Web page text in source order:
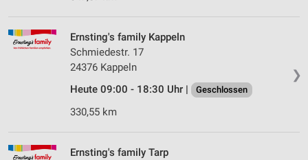
❯
Ernsting's family Kappeln
Schmiedestr. 17
24376 Kappeln
Heute 09:00 - 18:30 Uhr |
Geschlossen
330,55 km
Ernsting's family Tarp